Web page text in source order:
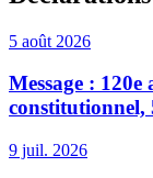
5 août 2026
Message :
constitutionnel,
9 juil. 2026